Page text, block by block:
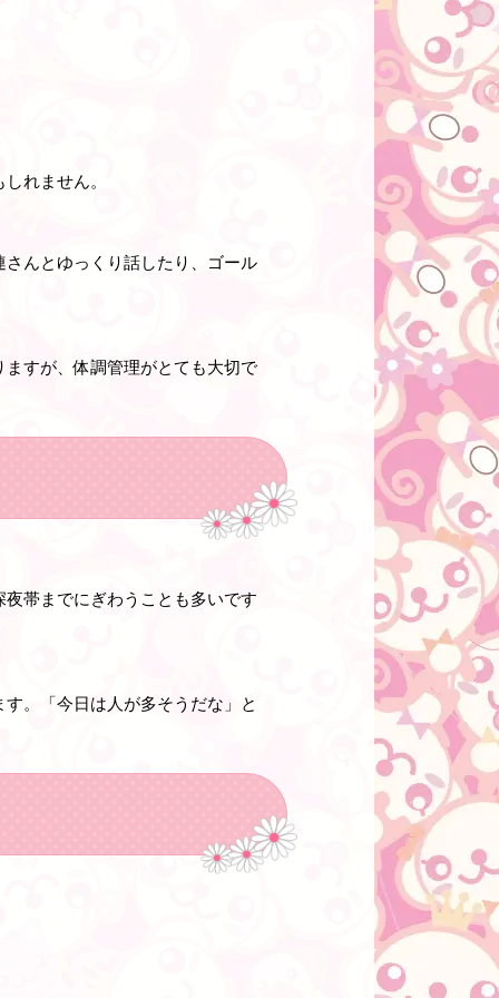
れません。
んとゆっくり話したり、ゴール
すが、体調管理がとても大切で
帯までにぎわうことも多いです
。「今日は人が多そうだな」と